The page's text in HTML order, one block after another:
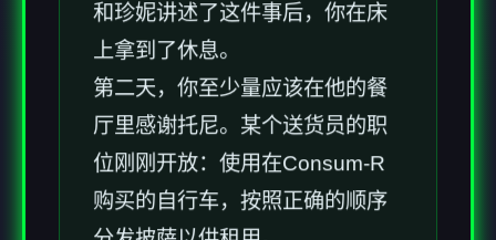
和珍妮讲述了这件事后，你在床
上拿到了休息。
第二天，你至少量应该在他的餐
厅里感谢托尼。某个送货员的职
位刚刚开放：使用在Consum-R
购买的自行车，按照正确的顺序